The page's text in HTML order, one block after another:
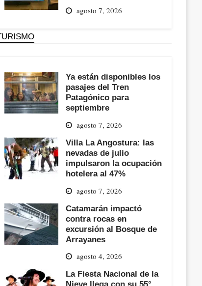
agosto 7, 2026
Ya están disponibles los
pasajes del Tren
Patagónico para
septiembre
agosto 7, 2026
Villa La Angostura: las
nevadas de julio
impulsaron la ocupación
hotelera al 47%
agosto 7, 2026
Catamarán impactó
contra rocas en
excursión al Bosque de
Arrayanes
agosto 4, 2026
La Fiesta Nacional de la
Nieve llega con su 55°